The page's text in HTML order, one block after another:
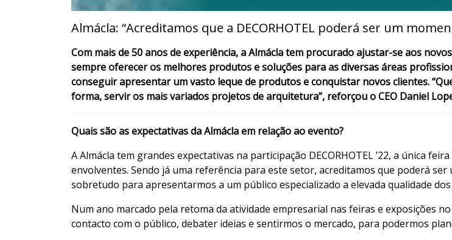
Almácla: “Acreditamos que a DECORHOTEL poderá ser um
Com mais de 50 anos de experiência, a Almácla tem procurado ajustar-se aos
sempre oferecer os melhores produtos e soluções para as diversas áreas
conseguir apresentar um vasto leque de produtos e conquistar novos clientes.
forma, servir os mais variados projetos de arquitetura”, reforçou o CEO Daniel
Quais são as expectativas da Almácla em relação ao evento?
A Almácla tem grandes expectativas na participação DECORHOTEL ’22, a única
envolventes. Sendo já uma referência para este setor, acreditamos que poderá
sobretudo para apresentarmos a um público especializado a elevada qualidade
Num ano marcado pela retoma da atividade empresarial nas feiras e exposições
contacto com o público, debater ideias e sentirmos o mercado, para podermos